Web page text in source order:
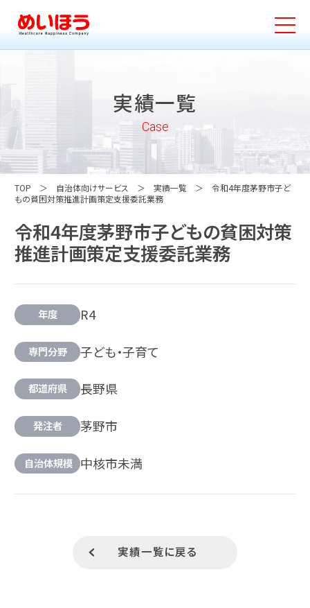
実績一覧
Case
TOP 自治体向けサービス 実績一覧
令和4年度茅野市子ど
もの貧困対策推進計画策定支援委託業務
令和4年度茅野市子どもの貧困対策
推進計画策定支援委託業務
年度 R4
専門分野 子ども・子育て
都道府県 長野県
発注者 茅野市
自治体規模 中核市未満
実績一覧に戻る